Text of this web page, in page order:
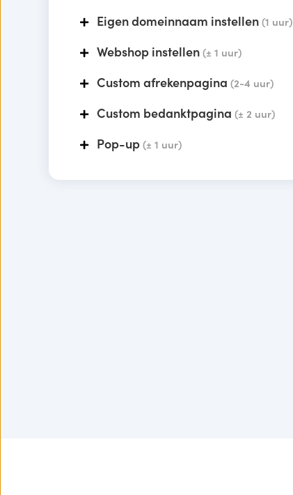
Eigen domeinnaam instellen (1 uur)
Webshop instellen (± 1 uur)
Custom afrekenpagina (2-4 uur)
Custom bedanktpagina (± 2 uur)
Pop-up (± 1 uur)